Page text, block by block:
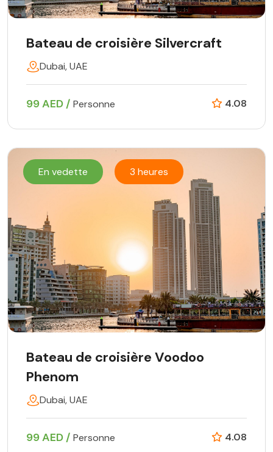
Bateau de croisière Silvercraft
Dubai, UAE
99 AED / Personne 4.08
En vedette 3 heures
Bateau de croisière Voodoo
Phenom
Dubai, UAE
99 AED / Personne 4.08